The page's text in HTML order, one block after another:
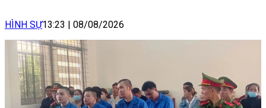
HÌNH SỰ13:23 | 08/08/2026